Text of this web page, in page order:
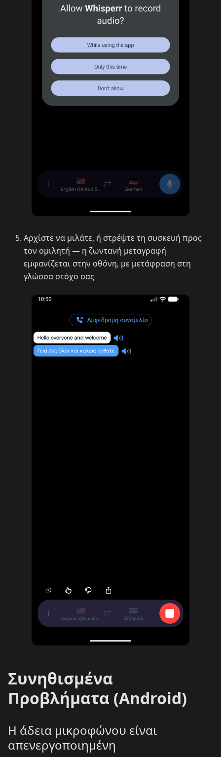
Αρχίστε να μιλάτε, ή στρέψτε τη συσκευή προς
τον ομιλητή — η ζωντανή μεταγραφή
εμφανίζεται στην οθόνη, με μετάφραση στη
γλώσσα στόχο σας
Συνηθισμένα
Προβλήματα (Android)
Η άδεια μικροφώνου είναι
απενεργοποιημένη